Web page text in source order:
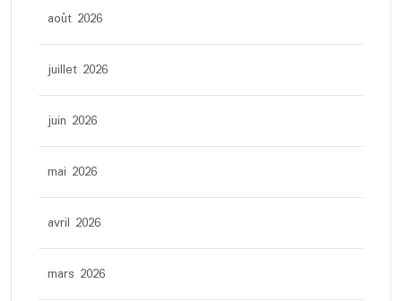
août 2026
juillet 2026
juin 2026
mai 2026
avril 2026
mars 2026